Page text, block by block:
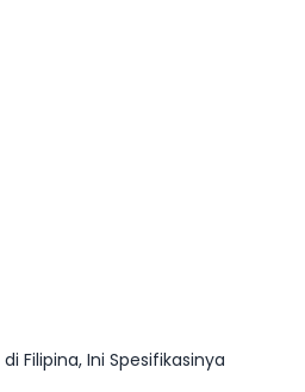
Filipina, Ini Spesifikasinya